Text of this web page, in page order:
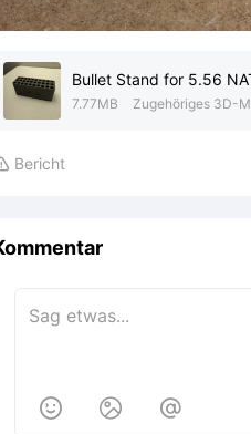
Bullet Stand for 5.56
7.77MB Zugehöriges 3D-
Bericht
  